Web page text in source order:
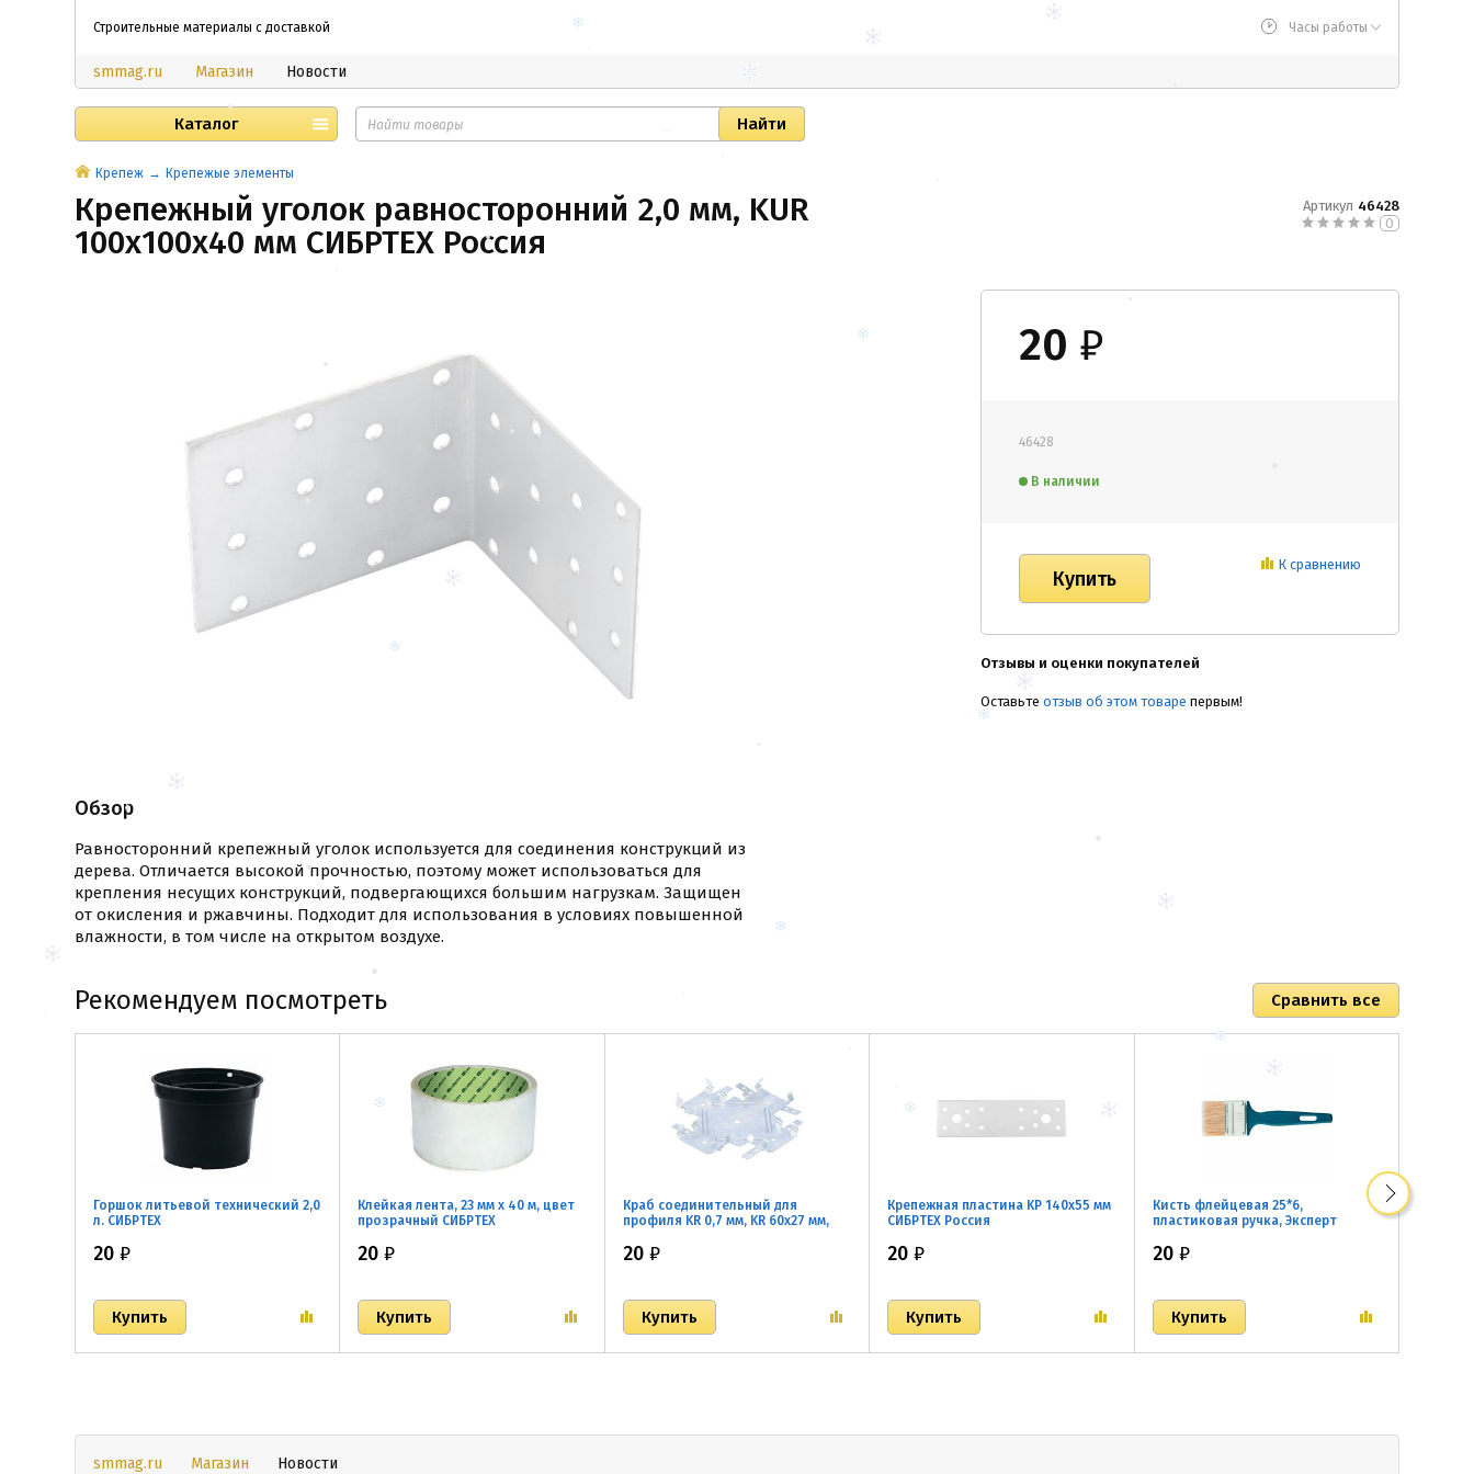
Строительные материалы с доставкой Часы работы
smmag.ru Магазин Новости
Каталог
Крепеж Крепежые элементы
Крепежный уголок равносторонний 2,0 мм, KUR
100x100x40 мм СИБРТЕХ Россия
Артикул 46428
0
Обзор
Равносторонний крепежный уголок используется для соединения конструкций из
дерева. Отличается высокой прочностью, поэтому может использоваться для
крепления несущих конструкций, подвергающихся большим нагрузкам. Защищен
от окисления и ржавчины. Подходит для использования в условиях повышенной
влажности, в том числе на открытом воздухе.
20 ₽
46428
В наличии
К сравнению
Отзывы и оценки покупателей
Оставьте отзыв об этом товаре первым!
Рекомендуем посмотреть
Горшок литьевой технический 2,0
л. СИБРТЕХ
20 ₽
Клейкая лента, 23 мм х 40 м, цвет
прозрачный СИБРТЕХ
20₽
Краб соединительный для
профиля KR 0,7 мм, KR 60х27 мм,
20 ₽
Крепежная пластина KP 140x55 мм
СИБРТЕХ Россия
20₽
Кисть флейцевая 25*6,
пластиковая ручка, Эксперт
20 ₽
smmag.ru Магазин Новости